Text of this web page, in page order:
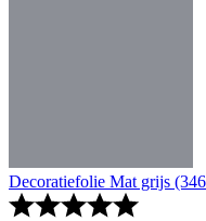
Decoratiefolie Mat grijs